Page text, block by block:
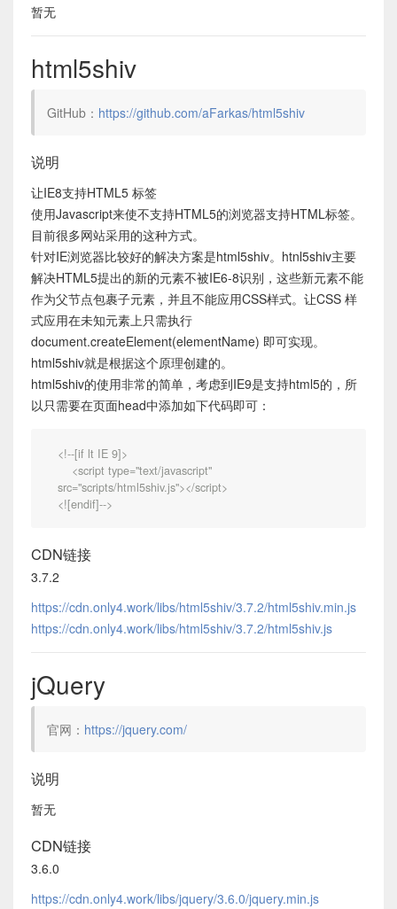
暂无
html5shiv
GitHub： https://github.com/aFarkas/html5shiv
说明
让IE8支持HTML5 标签
使用Javascript来使不支持HTML5的浏览器支持HTML标签。
目前很多网站采用的这种方式。
针对IE浏览器比较好的解决方案是html5shiv。htnl5shiv主要
解决HTML5提出的新的元素不被IE6-8识别，这些新元素不能
作为父节点包裹子元素，并且不能应用CSS样式。让CSS 样
式应用在未知元素上只需执行
document.createElement(elementName) 即可实现。
html5shiv就是根据这个原理创建的。
html5shiv的使用非常的简单，考虑到IE9是支持html5的，所
以只需要在页面head中添加如下代码即可：
<!--[if lt IE 9]>
src="scripts/html5shiv.js"></script>
<![endif]-->
CDN链接
3.7.2
https://cdn.only4.work/libs/html5shiv/3.7.2/html5shiv.min.js
https://cdn.only4.work/libs/html5shiv/3.7.2/html5shiv.js
jQuery
官网： https://jquery.com/
说明
暂无
CDN链接
3.6.0
https://cdn.only4.work/libs/jquery/3.6.0/jquery.min.js